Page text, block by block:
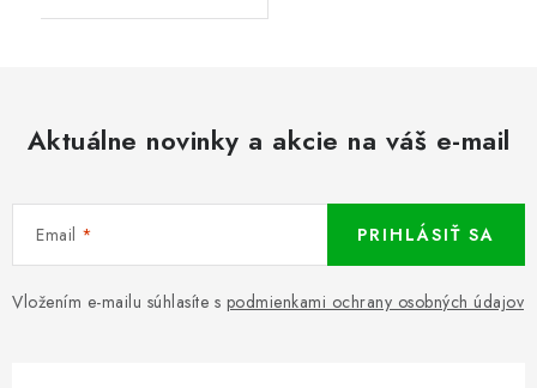
Aktuálne novinky a akcie na váš e-mail
Email
Vložením e-mailu súhlasíte s podmienkami ochrany osobných údajov
PRIHLÁSIŤ SA